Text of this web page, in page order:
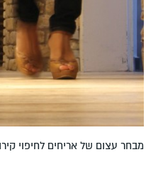
מבחר עצום של אריחים לחיפוי